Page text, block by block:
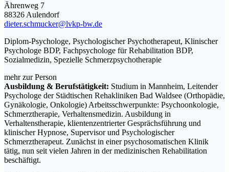
Ährenweg 7
88326 Aulendorf
dieter.schmucker@lvkp-bw.de
Diplom-Psychologe, Psychologischer Psychotherapeut, Klinischer
Psychologe BDP, Fachpsychologe für Rehabilitation BDP,
Sozialmedizin, Spezielle Schmerzpsychotherapie
mehr zur Person
Ausbildung & Berufstätigkeit: Studium in Mannheim, Leitender
Psychologe der Städtischen Rehakliniken Bad Waldsee (Orthopädie,
Gynäkologie, Onkologie) Arbeitsschwerpunkte: Psychoonkologie,
Schmerztherapie, Verhaltensmedizin. Ausbildung in
Verhaltenstherapie, klientenzentrierter Gesprächsführung und
klinischer Hypnose, Supervisor und Psychologischer
Schmerztherapeut. Zunächst in einer psychosomatischen Klinik
tätig, nun seit vielen Jahren in der medizinischen Rehabilitation
beschäftigt.